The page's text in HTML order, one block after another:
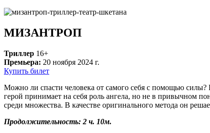
МИЗАНТРОП
Триллер 16+
Премьера: 20 ноября 2024 г.
Купить билет
Можно ли спасти человека от самого себя с помощью
герой принимает на себя роль ангела, но не в привычном
среди множества. В качестве оригинального метода он
Продолжительность: 2 ч. 10м.